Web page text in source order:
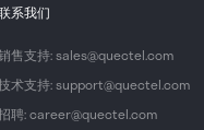
系我们
售支持: sales@quectel.com
术支持: support@quectel.com
聘: career@quectel.com